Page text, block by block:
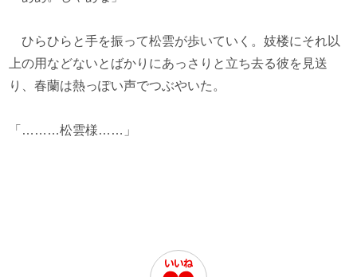
ひらひらと手を振って松雲が歩いていく。妓楼にそれ以
上の用などないとばかりにあっさりと立ち去る彼を見送
り、春蘭は熱っぽい声でつぶやいた。
「………松雲様……」